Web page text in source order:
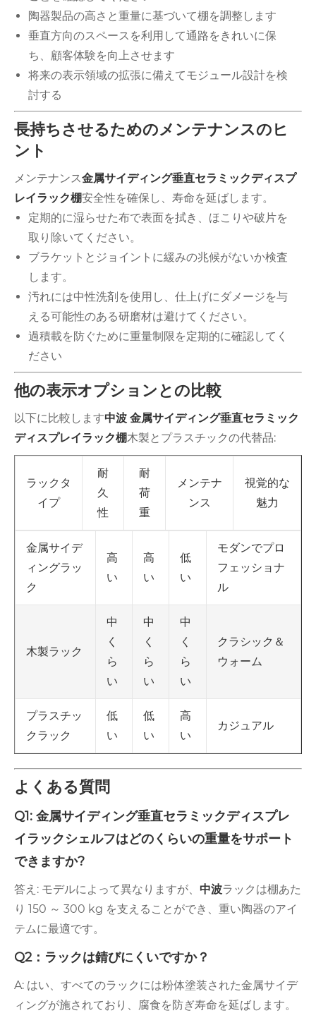
陶器製品の高さと重量に基づいて棚を調整します
垂直方向のスペースを利用して通路をきれいに保
ち、顧客体験を向上させます
将来の表示領域の拡張に備えてモジュール設計を検
討する
長持ちさせるためのメンテナンスのヒ
ント
メンテナンス金属サイディング垂直セラミックディスプ
レイラック棚安全性を確保し、寿命を延ばします。
定期的に湿らせた布で表面を拭き、ほこりや破片を
取り除いてください。
ブラケットとジョイントに緩みの兆候がないか検査
します。
汚れには中性洗剤を使用し、仕上げにダメージを与
える可能性のある研磨材は避けてください。
過積載を防ぐために重量制限を定期的に確認してく
ださい
他の表示オプションとの比較
以下に比較します中波 金属サイディング垂直セラミック
ディスプレイラック棚木製とプラスチックの代替品:
ラックタ
イプ
耐
久
性
耐
荷
重
メンテナ
ンス
視覚的な
魅力
金属サイデ
ィングラッ
ク
高
い
高
い
低
い
モダンでプロ
フェッショナ
ル
木製ラック
中
く
ら
い
中
く
ら
い
中
く
ら
い
クラシック＆
ウォーム
プラスチッ
クラック
低
い
低
い
高
い
カジュアル
よくある質問
Q1: 金属サイディング垂直セラミックディスプレ
イラックシェルフはどのくらいの重量をサポート
できますか?
答え: モデルによって異なりますが、 中波ラックは棚あた
り 150 ～ 300 kg を支えることができ、重い陶器のアイ
テムに最適です。
Q2：ラックは錆びにくいですか？
A: はい、すべてのラックには粉体塗装された金属サイデ
ィングが施されており、腐食を防ぎ寿命を延ばします。